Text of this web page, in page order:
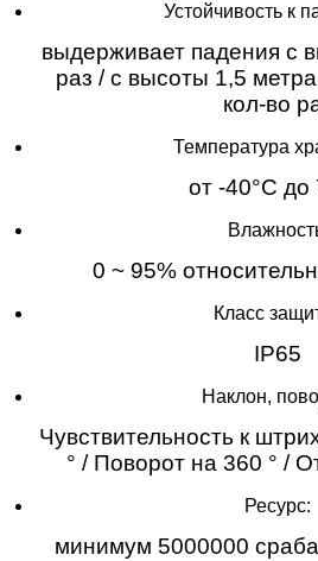
Устойчивость к
выдерживает падения с
раз / с высоты 1,5
кол-во
Температура
от -40°C до
0 ~ 95%
Класс
IP65
Наклон,
Чувствительность к
° / Поворот на 360 ° /
Ресурс:
минимум 5000000